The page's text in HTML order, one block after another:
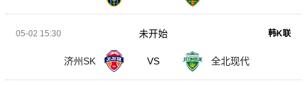
05-02 15:30 韩K联
济州SK VS 全北现代
未开始